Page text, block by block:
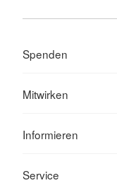
Spenden
Mitwirken
Informieren
Service